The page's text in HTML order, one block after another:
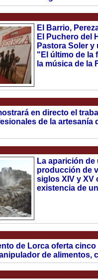
El Barrio,
El Puchero del
Pastora Soler y
"El último de la
la música de la
en directo el
de la artesanía
La aparición de
producción de
siglos XIV y XV
existencia de
de Lorca oferta
de alimentos,